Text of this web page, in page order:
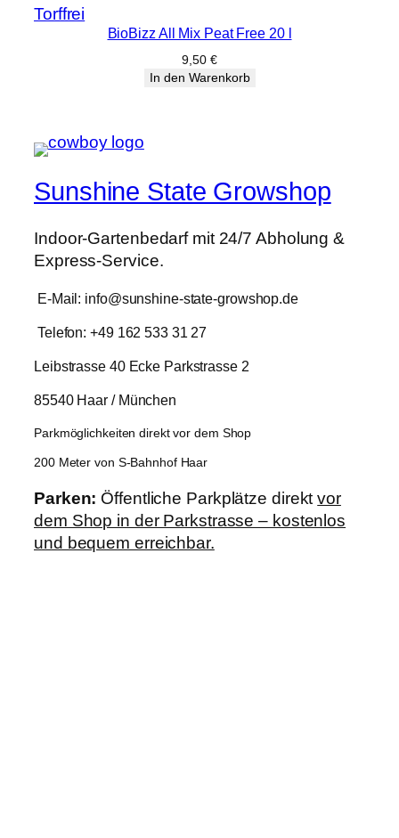
BioBizz All Mix Peat Free 20 l
9,50 €
In den Warenkorb
Sunshine State Growshop
Indoor-Gartenbedarf mit 24/7 Abholung &
Express-Service.
E-Mail: info@sunshine-state-growshop.de
Telefon: +49 162 533 31 27
Leibstrasse 40 Ecke Parkstrasse 2
85540 Haar / München
Parkmöglichkeiten direkt vor dem Shop
200 Meter von S-Bahnhof Haar
Parken: Öffentliche Parkplätze direktvor
dem Shop in der Parkstrasse – kostenlos
und bequem erreichbar.